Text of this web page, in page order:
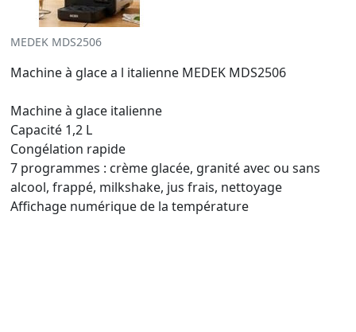
MEDEK MDS2506
Machine à glace a l italienne MEDEK MDS2506
Machine à glace italienne
Capacité 1,2 L
Congélation rapide
7 programmes : crème glacée, granité avec ou sans
alcool, frappé, milkshake, jus frais, nettoyage
Affichage numérique de la température